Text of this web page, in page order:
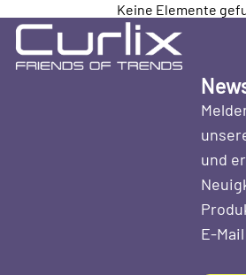
Keine Elemente
und
E-Mail